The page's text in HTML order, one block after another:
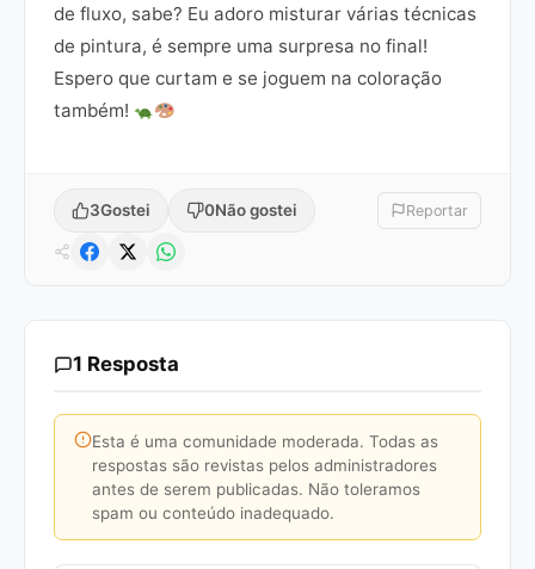
de fluxo, sabe? Eu adoro misturar várias técnicas
de pintura, é sempre uma surpresa no final!
Espero que curtam e se joguem na coloração
também!
3Gostei 0Não gostei Reportar
1 Resposta
Esta é uma comunidade moderada. Todas as
respostas são revistas pelos administradores
antes de serem publicadas. Não toleramos
spam ou conteúdo inadequado.